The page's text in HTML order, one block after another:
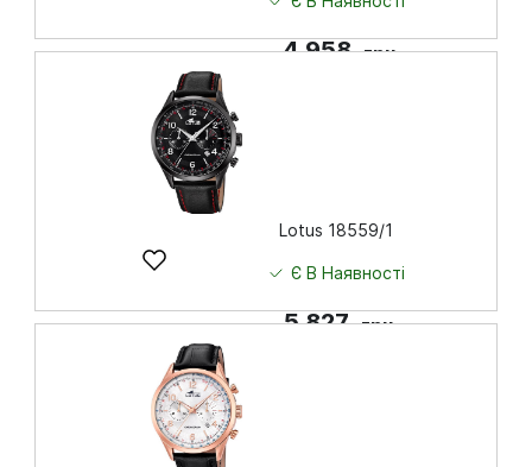
4 958 грн
Lotus 18559/1
Є В Наявності
5 827 грн